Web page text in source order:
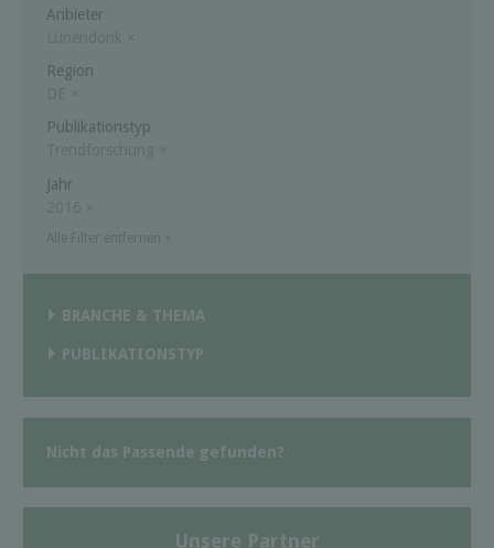
Anbieter
Lünendonk ×
Region
DE ×
Publikationstyp
Trendforschung ×
Jahr
2016 ×
BRANCHE & THEMA
PUBLIKATIONSTYP
Nicht das Passende gefunden?
Unsere Partner